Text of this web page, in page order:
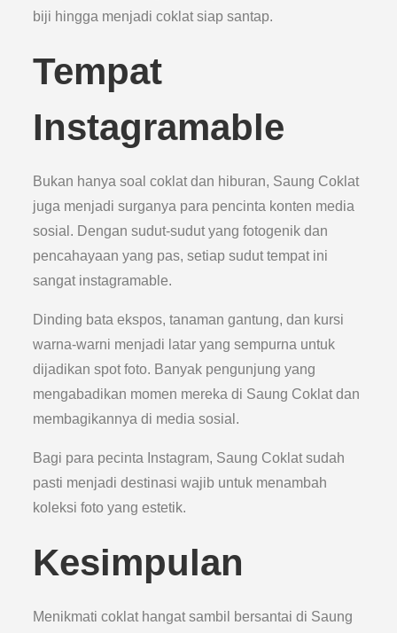
biji hingga menjadi coklat siap santap.
Tempat
Instagramable
Bukan hanya soal coklat dan hiburan, Saung Coklat
juga menjadi surganya para pencinta konten media
sosial. Dengan sudut-sudut yang fotogenik dan
pencahayaan yang pas, setiap sudut tempat ini
sangat instagramable.
Dinding bata ekspos, tanaman gantung, dan kursi
warna-warni menjadi latar yang sempurna untuk
dijadikan spot foto. Banyak pengunjung yang
mengabadikan momen mereka di Saung Coklat dan
membagikannya di media sosial.
Bagi para pecinta Instagram, Saung Coklat sudah
pasti menjadi destinasi wajib untuk menambah
koleksi foto yang estetik.
Kesimpulan
Menikmati coklat hangat sambil bersantai di Saung